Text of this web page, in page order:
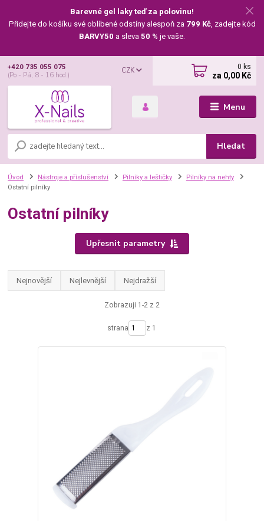
Barevné gel laky teď za polovinu!
Přidejte do košíku své oblíbené odstíny alespoň za 799 Kč, zadejte kód
BARVY50 a sleva 50 % je vaše.
Menu
CZK
Hledat
+420 735 055 075
(Po - Pá, 8 - 16 hod.)
0 ks
za 0,00 Kč
Úvod Nástroje a příslušenství Pilníky a leštičky
Pilníky na nehty
Ostatní pilníky
Ostatní pilníky
Upřesnit parametry
Nejnovější Nejlevnější Nejdražší
Zobrazuji 1-2 z 2
strana z 1